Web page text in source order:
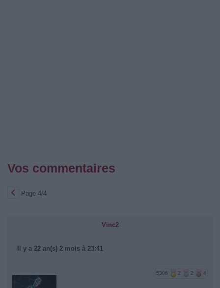
Vos commentaires
Page 4/4
Vinc2
Il y a 22 an(s) 2 mois à 23:41
5306 2 2 4